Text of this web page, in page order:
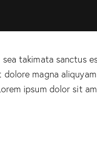
takimata sanctus
magna
ipsum dolor sit